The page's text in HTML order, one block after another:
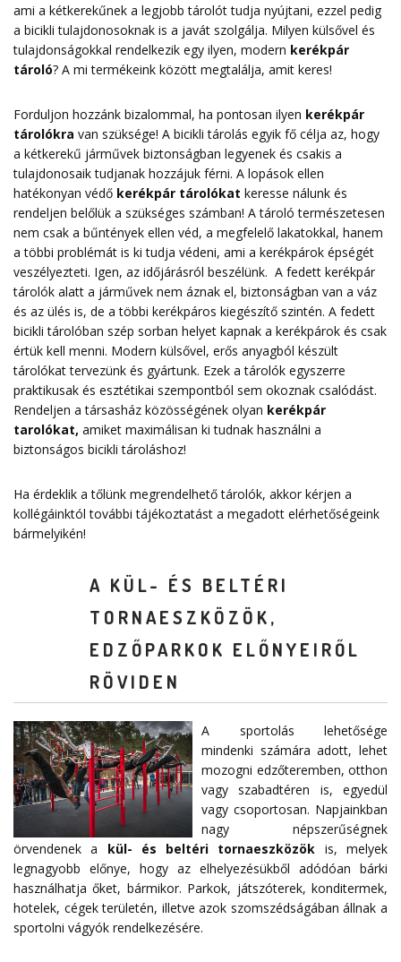
ami a kétkerekűnek a legjobb tárolót tudja nyújtani, ezzel pedig
a bicikli tulajdonosoknak is a javát szolgálja. Milyen külsővel és
tulajdonságokkal rendelkezik egy ilyen, modern kerékpár
tároló? A mi termékeink között megtalálja, amit keres!
Forduljon hozzánk bizalommal, ha pontosan ilyen kerékpár
tárolókra van szüksége! A bicikli tárolás egyik fő célja az, hogy
a kétkerekű járművek biztonságban legyenek és csakis a
tulajdonosaik tudjanak hozzájuk férni. A lopások ellen
hatékonyan védő kerékpár tárolókat keresse nálunk és
rendeljen belőlük a szükséges számban! A tároló természetesen
nem csak a bűntények ellen véd, a megfelelő lakatokkal, hanem
a többi problémát is ki tudja védeni, ami a kerékpárok épségét
veszélyezteti. Igen, az időjárásról beszélünk. A fedett kerékpár
tárolók alatt a járművek nem áznak el, biztonságban van a váz
és az ülés is, de a többi kerékpáros kiegészítő szintén. A fedett
bicikli tárolóban szép sorban helyet kapnak a kerékpárok és csak
értük kell menni. Modern külsővel, erős anyagból készült
tárolókat tervezünk és gyártunk. Ezek a tárolók egyszerre
praktikusak és esztétikai szempontból sem okoznak csalódást.
Rendeljen a társasház közösségének olyan kerékpár
tarolókat, amiket maximálisan ki tudnak használni a
biztonságos bicikli tároláshoz!
Ha érdeklik a tőlünk megrendelhető tárolók, akkor kérjen a
kollégáinktól további tájékoztatást a megadott elérhetőségeink
bármelyikén!
A KÜL- ÉS BELTÉRI
TORNAESZKÖZÖK,
EDZŐPARKOK ELŐNYEIRŐL
RÖVIDEN
A sportolás lehetősége
mindenki számára adott, lehet
mozogni edzőteremben, otthon
vagy szabadtéren is, egyedül
vagy csoportosan. Napjainkban
nagy népszerűségnek
örvendenek a kül- és beltéri tornaeszközök is, melyek
legnagyobb előnye, hogy az elhelyezésükből adódóan bárki
használhatja őket, bármikor. Parkok, játszóterek, konditermek,
hotelek, cégek területén, illetve azok szomszédságában állnak a
sportolni vágyók rendelkezésére.